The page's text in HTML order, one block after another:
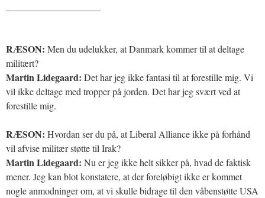
RÆSON: Men du udelukker, at Danmark kommer til at deltage
militært?
Martin Lidegaard: Det har jeg ikke fantasi til at forestille mig. Vi
vil ikke deltage med tropper på jorden. Det har jeg svært ved at
forestille mig.
RÆSON: Hvordan ser du på, at Liberal Alliance ikke på forhånd
vil afvise militær støtte til Irak?
Martin Lidegaard: Nu er jeg ikke helt sikker på, hvad de faktisk
mener. Jeg kan blot konstatere, at der foreløbigt ikke er kommet
nogle anmodninger om, at vi skulle bidrage til den våbenstøtte USA